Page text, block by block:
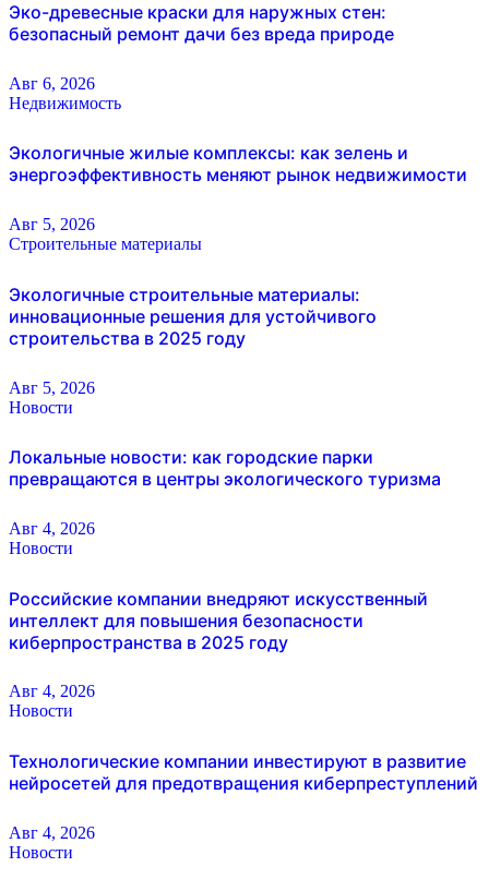
Эко-древесные краски для наружных стен:
безопасный ремонт дачи без вреда природе
Авг 6, 2026
Недвижимость
Экологичные жилые комплексы: как зелень и
энергоэффективность меняют рынок недвижимости
Авг 5, 2026
Строительные материалы
Экологичные строительные материалы:
инновационные решения для устойчивого
строительства в 2025 году
Авг 5, 2026
Новости
Локальные новости: как городские парки
превращаются в центры экологического туризма
Авг 4, 2026
Новости
Российские компании внедряют искусственный
интеллект для повышения безопасности
киберпространства в 2025 году
Авг 4, 2026
Новости
Технологические компании инвестируют в развитие
нейросетей для предотвращения киберпреступлений
Авг 4, 2026
Новости